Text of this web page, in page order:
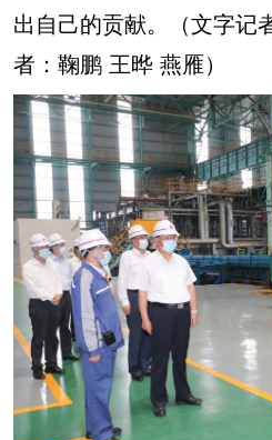
出自己的贡献。（文字记
者：鞠鹏 王晔 燕雁）